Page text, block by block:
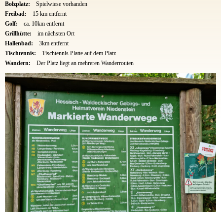
Bolzplatz:
Spielwiese vorhanden
Freibad:
15 km entfernt
Golf:
ca. 10km entfernt
Grillhütte:
im nächsten Ort
Hallenbad:
3km entfernt
Tischtennis:
Tischtennis Platte auf dem Platz
Wandern:
Der Platz liegt an mehreren Wanderrouten